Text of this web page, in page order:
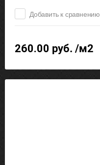
Добавить к сравнению
260.00 руб. /м2